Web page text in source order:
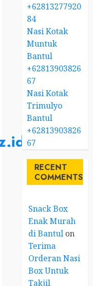
+62813277920
84
Nasi Kotak
Muntuk
Bantul
+62813903826
67
Nasi Kotak
Trimulyo
Bantul
+62813903826
67
RECENT
COMMENTS
Snack Box
Enak Murah
di Bantul on
Terima
Orderan Nasi
Box Untuk
Takjil